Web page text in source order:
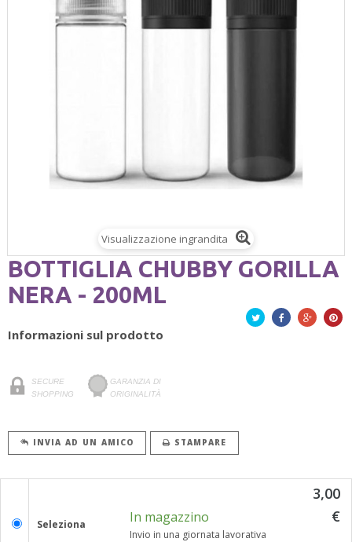
Visualizzazione ingrandita
BOTTIGLIA CHUBBY GORILLA
NERA - 200ML
Twitta FacebookGoogle+
Informazioni sul prodotto
SECURE
SHOPPING
GARANZIA DI
ORIGINALITÀ
INVIA AD UN AMICO STAMPARE
Seleziona In magazzino
Invio in una giornata lavorativa
3,00
€